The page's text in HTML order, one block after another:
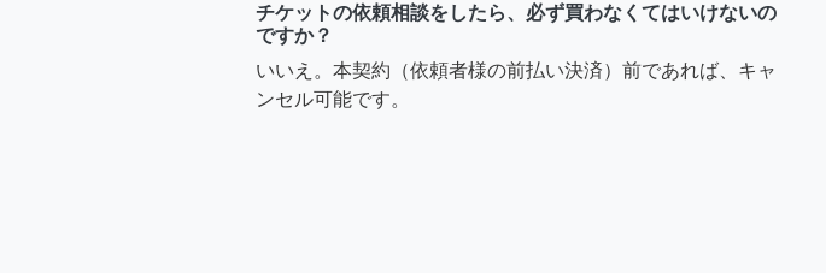
チケットの依頼相談をしたら、必ず買わなくてはいけないの
ですか？
いいえ。本契約（依頼者様の前払い決済）前であれば、キャ
ンセル可能です。